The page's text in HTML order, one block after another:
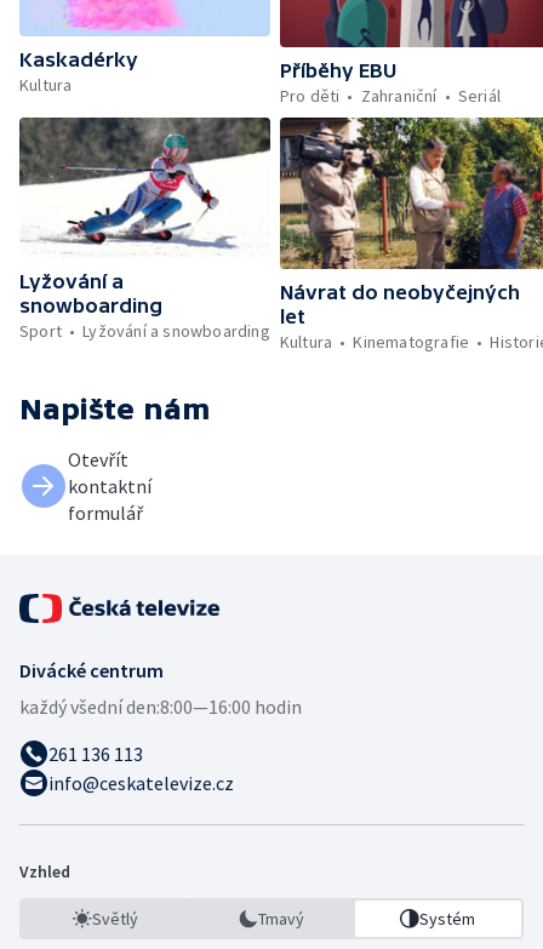
Kaskadérky
Kultura
Příběhy EBU
Pro děti
Zahraniční Seriál
Lyžování a
snowboarding
Sport
Lyžování a snowboarding
Návrat do neobyčejných
let
Kultura
Kinematografie
Napište nám
Otevřít
kontaktní
formulář
Divácké centrum
každý všední den:8:00—16:00 hodin
261 136 113
info@ceskatelevize.cz
Vzhled
Světlý Tmavý Systém